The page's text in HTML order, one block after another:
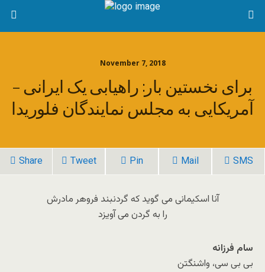
November 7, 2018
برای نخستین بار: راهیابی یک ایرانی –
آمریکایی به مجلس نمایندگان فلوریدا
Share Tweet Pin Mail SMS
آنا اسکیمانی می گوید که گردنبند فروهر مادرش
را به گردن می آویزد
سام فرزانه
بی بی سی، واشنگتن